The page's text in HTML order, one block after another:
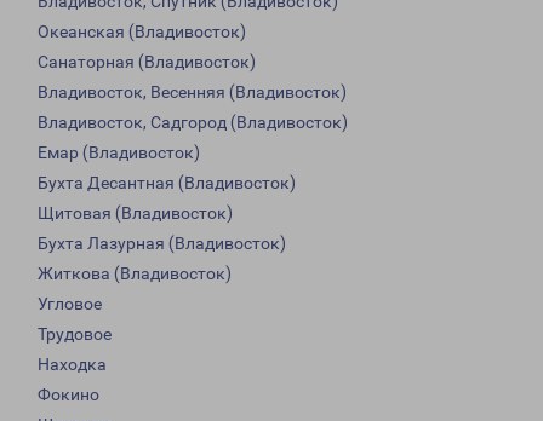
Океанская (Владивосток)
Санаторная (Владивосток)
Владивосток, Весенняя (Владивосток)
Владивосток, Садгород (Владивосток)
Емар (Владивосток)
Бухта Десантная (Владивосток)
Щитовая (Владивосток)
Бухта Лазурная (Владивосток)
Житкова (Владивосток)
Угловое
Трудовое
Находка
Фокино